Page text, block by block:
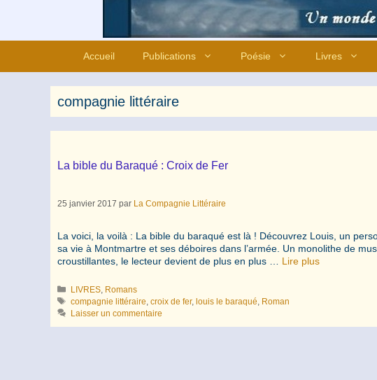
Accueil Publications Poésie Livres
compagnie littéraire
La bible du Baraqué : Croix de Fer
25 janvier 2017 par La Compagnie Littéraire
La voici, la voilà : La bible du baraqué est là ! Découvrez Louis, un
sa vie à Montmartre et ses déboires dans l’armée. Un monolithe de
croustillantes, le lecteur devient de plus en plus … Lire plus
Catégories
LIVRES Romans
Étiquettes
compagnie littéraire ,croix de fer,louis le baraqué Roman
Laisser un commentaire